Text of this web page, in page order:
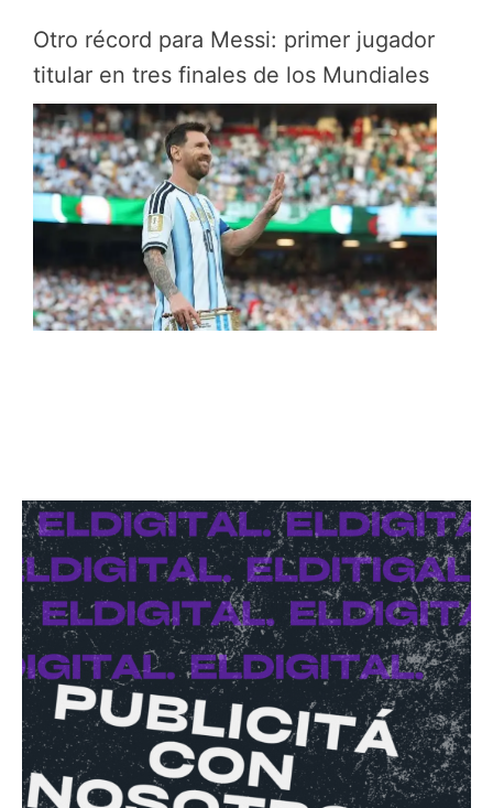
Otro récord para Messi: primer jugador
titular en tres finales de los Mundiales